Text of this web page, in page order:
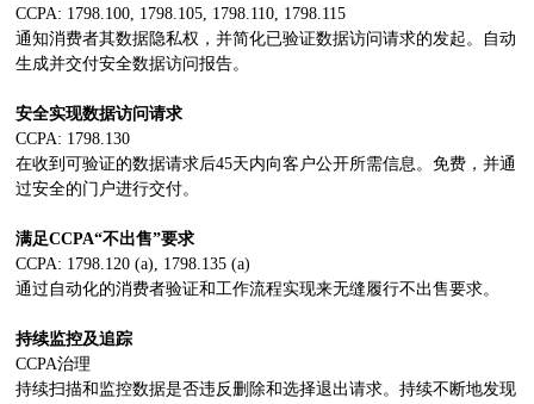
CCPA: 1798.100, 1798.105, 1798.110, 1798.115
通知消费者其数据隐私权，并简化已验证数据访问请求的发起。自动
生成并交付安全数据访问报告。
安全实现数据访问请求
CCPA: 1798.130
在收到可验证的数据请求后45天内向客户公开所需信息。免费，并通
过安全的门户进行交付。
满足CCPA“不出售”要求
CCPA: 1798.120 (a), 1798.135 (a)
通过自动化的消费者验证和工作流程实现来无缝履行不出售要求。
持续监控及追踪
CCPA治理
持续扫描和监控数据是否违反删除和选择退出请求。持续不断地发现